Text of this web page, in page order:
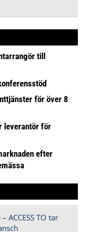
till
för över 8
leverantör för
efter